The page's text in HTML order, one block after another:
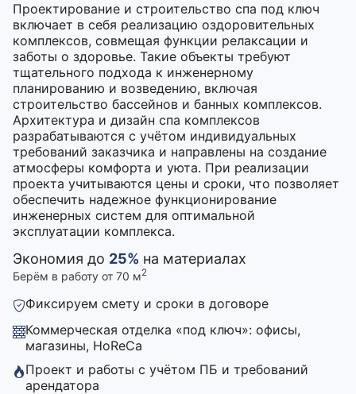
Проектирование и строительство спа под ключ
включает в себя реализацию оздоровительных
комплексов, совмещая функции релаксации и
заботы о здоровье. Такие объекты требуют
тщательного подхода к инженерному
планированию и возведению, включая
строительство бассейнов и банных комплексов.
Архитектура и дизайн спа комплексов
разрабатываются с учётом индивидуальных
требований заказчика и направлены на создание
атмосферы комфорта и уюта. При реализации
проекта учитываются цены и сроки, что позволяет
обеспечить надежное функционирование
инженерных систем для оптимальной
эксплуатации комплекса.
Экономия до 25% на материалах
Берём в работу от 70 м2
Фиксируем смету и сроки в договоре
Коммерческая отделка «под ключ»: офисы,
магазины, HoReCa
Проект и работы с учётом ПБ и требований
арендатора